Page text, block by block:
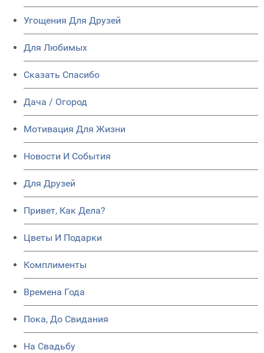
Угощения Для Друзей
Для Любимых
Сказать Спасибо
Дача / Огород
Мотивация Для Жизни
Новости И События
Для Друзей
Привет, Как Дела?
Цветы И Подарки
Комплименты
Времена Года
Пока, До Свидания
На Свадьбу